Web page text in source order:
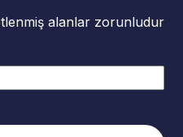
alanlar zorunludur